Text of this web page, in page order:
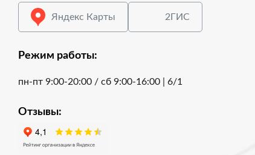
Яндекс Карты 2ГИС
Режим работы:
пн-пт 9:00-20:00 / cб 9:00-16:00 | 6/1
Отзывы: